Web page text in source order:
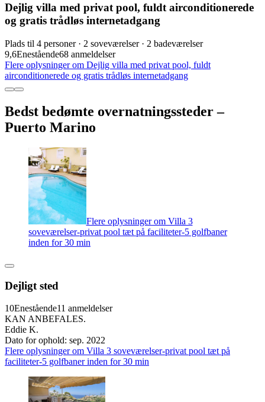
Dejlig villa med privat pool, fuldt airconditionerede
og gratis trådløs internetadgang
Plads til 4 personer · 2 soveværelser · 2 badeværelser
9,6Enestående68 anmeldelser
Flere oplysninger om Dejlig villa med privat pool, fuldt
airconditionerede og gratis trådløs internetadgang
Bedst bedømte overnatningssteder –
Puerto Marino
Flere oplysninger om Villa 3
soveværelser-privat pool tæt på faciliteter-5 golfbaner
inden for 30 min
Dejligt sted
10Enestående11 anmeldelser
KAN ANBEFALES.
Eddie K.
Dato for ophold: sep. 2022
Flere oplysninger om Villa 3 soveværelser-privat pool tæt på
faciliteter-5 golfbaner inden for 30 min